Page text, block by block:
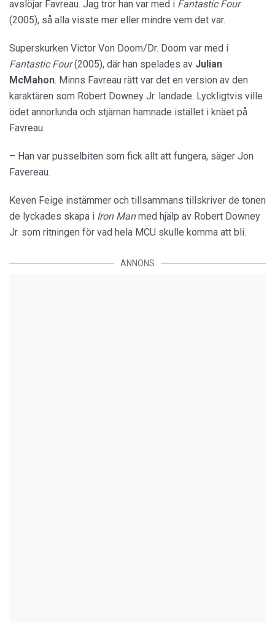
avslöjar Favreau. Jag tror han var med i Fantastic Four
(2005), så alla visste mer eller mindre vem det var.
Superskurken Victor Von Doom/Dr. Doom var med i
Fantastic Four(2005), där han spelades av Julian
McMahon. Minns Favreau rätt var det en version av den
karaktären som Robert Downey Jr. landade. Lyckligtvis ville
ödet annorlunda och stjärnan hamnade istället i knäet på
Favreau.
– Han var pusselbiten som fick allt att fungera, säger Jon
Favereau.
Keven Feige instämmer och tillsammans tillskriver de tonen
de lyckades skapa i Iron Manmed hjälp av Robert Downey
Jr. som ritningen för vad hela MCU skulle komma att bli.
ANNONS